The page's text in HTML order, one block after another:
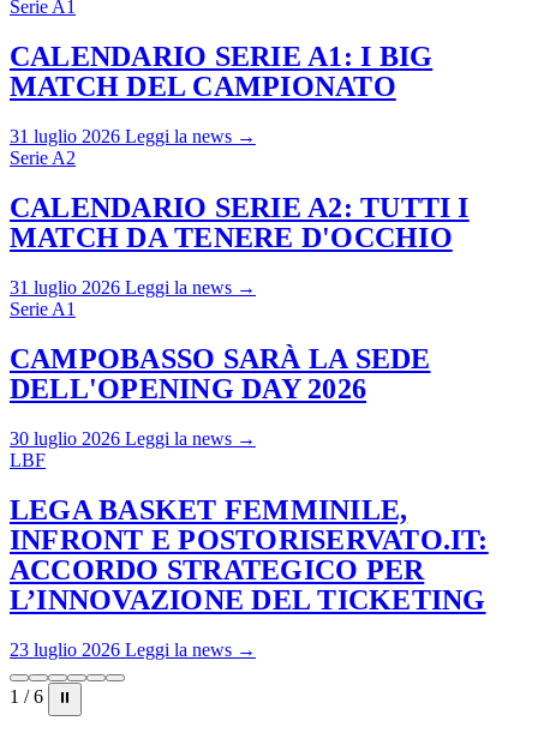
Serie A1
CALENDARIO SERIE A1: I BIG
MATCH DEL CAMPIONATO
31 luglio 2026 Leggi la news →
Serie A2
CALENDARIO SERIE A2: TUTTI I
MATCH DA TENERE D'OCCHIO
31 luglio 2026 Leggi la news →
Serie A1
CAMPOBASSO SARÀ LA SEDE
DELL'OPENING DAY 2026
30 luglio 2026 Leggi la news →
LBF
LEGA BASKET FEMMINILE,
INFRONT E POSTORISERVATO.IT:
ACCORDO STRATEGICO PER
L’INNOVAZIONE DEL TICKETING
23 luglio 2026 Leggi la news →
1 / 6 ⏸